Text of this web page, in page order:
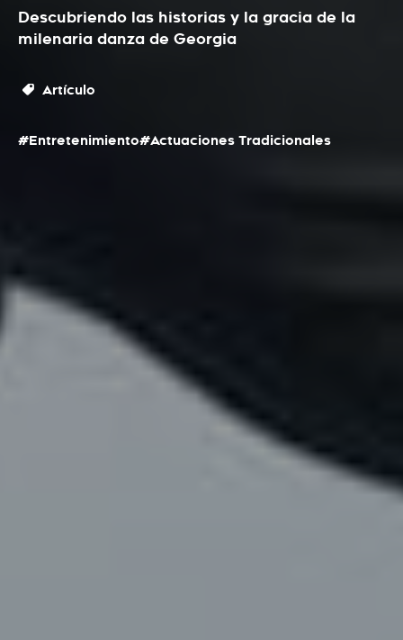
Descubriendo las historias y la gracia de la
milenaria danza de Georgia
Artículo
#Entretenimiento#Actuaciones Tradicionales